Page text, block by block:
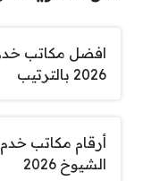
افضل مكاتب
2026 بالترتيب
أرقام مكاتب
الشيوخ 2026